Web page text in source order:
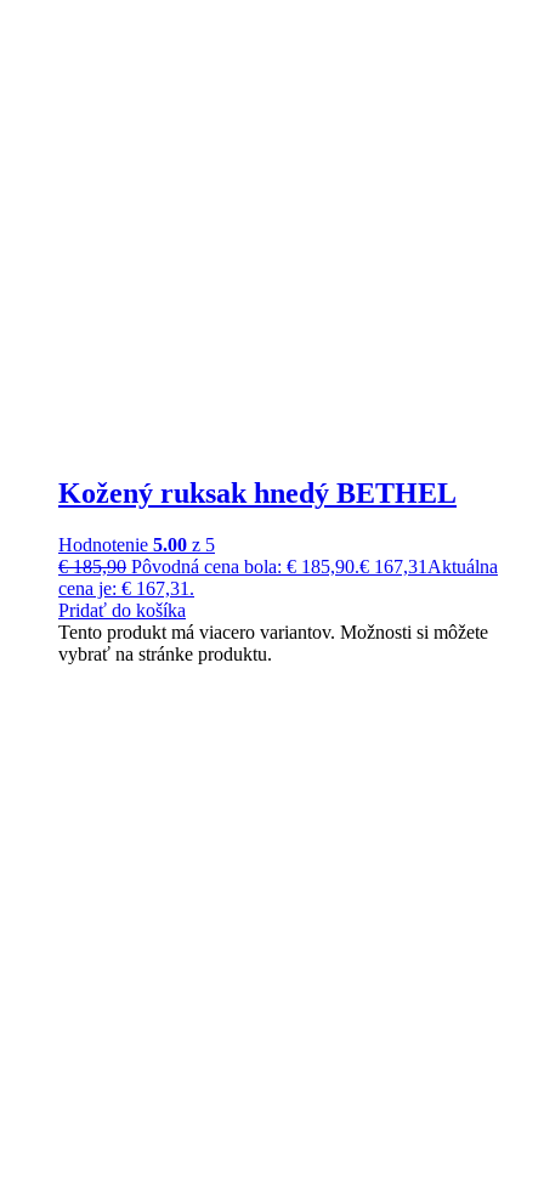
Kožený ruksak hnedý BETHEL
Hodnotenie 5.00 z 5
€185,90 Pôvodná cena bola: € 185,90.€ 167,31 Aktuálna
cena je: € 167,31.
Pridať do košíka
Tento produkt má viacero variantov. Možnosti si môžete
vybrať na stránke produktu.